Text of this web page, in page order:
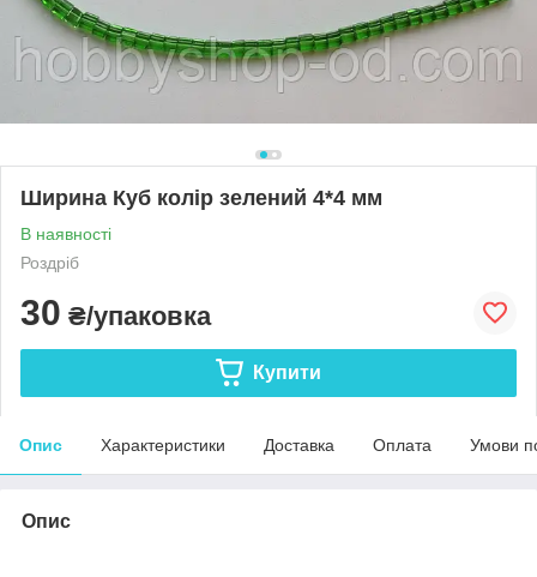
Ширина Куб колір зелений 4*4 мм
В наявності
Роздріб
30 ₴/упаковка
Купити
Опис Характеристики Доставка Оплата Умови
Опис